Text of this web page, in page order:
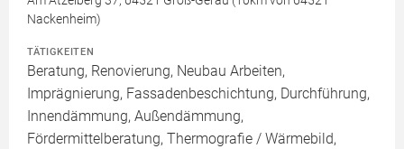
Nackenheim)
TÄTIGKEITEN
Beratung, Renovierung, Neubau Arbeiten,
Imprägnierung, Fassadenbeschichtung, Durchführung,
Innendämmung, Außendämmung,
Fördermittelberatung, Thermografie / Wärmebild,